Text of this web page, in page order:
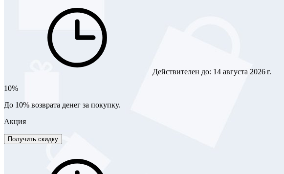
Действителен до: 14 августа 2026 г.
10%
До 10% возврата денег за покупку.
Акция
Получить скидку